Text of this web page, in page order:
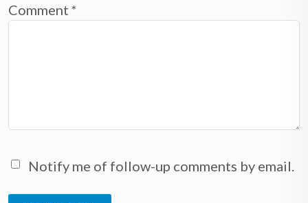
Comment *
Notify me of follow-up comments by email.